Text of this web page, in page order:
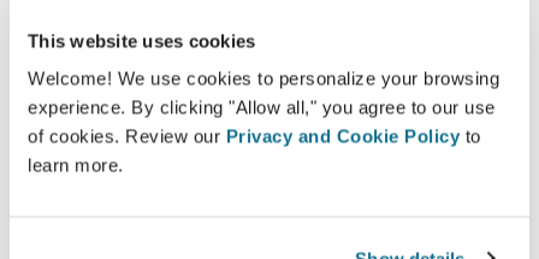
This website uses cookies
Welcome! We use cookies to personalize your browsing
experience. By clicking "Allow all," you agree to our use
of cookies. Review our Privacy and Cookie Policy to
learn more.
miteinbezogen werden.
100% der Frauen gaben an, entweder zufrieden